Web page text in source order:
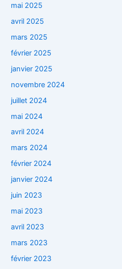
mai 2025
avril 2025
mars 2025
février 2025
janvier 2025
novembre 2024
juillet 2024
mai 2024
avril 2024
mars 2024
février 2024
janvier 2024
juin 2023
mai 2023
avril 2023
mars 2023
février 2023